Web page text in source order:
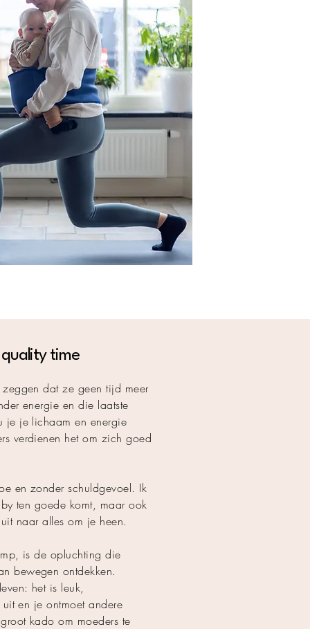
time
dat ze geen tijd meer
energie en die laatste
je je lichaam en energie
verdienen het om zich goed
en zonder schuldgevoel. Ik
ten goede komt, maar ook
naar alles om je heen.
is de opluchting die
bewegen ontdekken.
het is leuk,
en je ontmoet andere
kado om moeders te